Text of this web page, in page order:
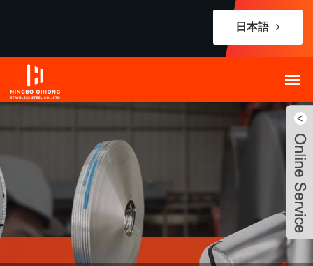
日本語